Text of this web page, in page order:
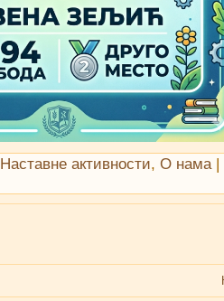
Наставне активности, О нама|